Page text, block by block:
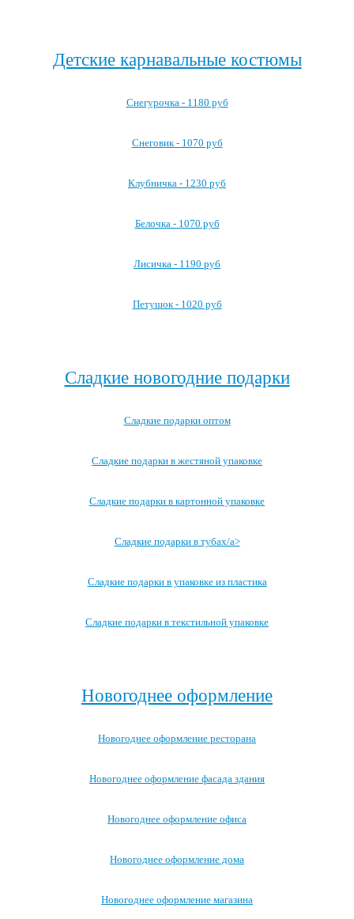
Детские карнавальные костюмы
Снегурочка - 1180 руб
Снеговик - 1070 руб
Клубничка - 1230 руб
Белочка - 1070 руб
Лисичка - 1190 руб
Петушок - 1020 руб
Сладкие новогодние подарки
Сладкие подарки оптом
Сладкие подарки в жестяной упаковке
Сладкие подарки в картонной упаковке
Сладкие подарки в тубах/a>
Сладкие подарки в упаковке из пластика
Сладкие подарки в текстильной упаковке
Новогоднее оформление
Новогоднее оформление ресторана
Новогоднее оформление фасада здания
Новогоднее оформление офиса
Новогоднее оформление дома
Новогоднее оформление магазина